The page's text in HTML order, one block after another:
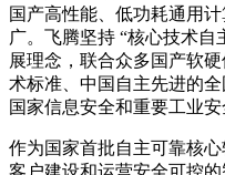
国产高性能、低功耗通用
广。飞腾坚持 “核心技术
展理念，联合众多国产软
术标准、中国自主先进的
国家信息安全和重要工业安
作为国家首批自主可靠核
客户建设和运营安全可控